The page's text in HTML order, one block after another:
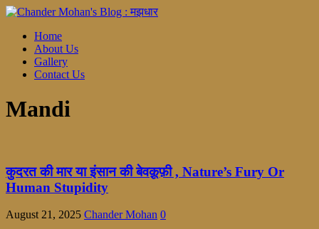
Home
About Us
Gallery
Contact Us
Mandi
कुदरत की मार या इंसान की बेवक़ूफ़ी , Nature’s Fury Or
Human Stupidity
August 21, 2025 Chander Mohan 0